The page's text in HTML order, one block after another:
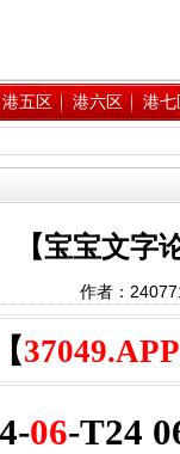
港五区 港六区 港七
【宝宝文
作者：
37049.APP
06-T24